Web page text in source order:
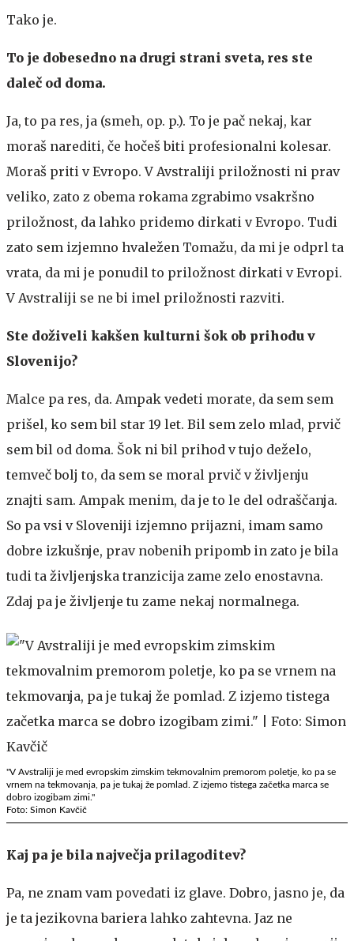
Tako je.
To je dobesedno na drugi strani sveta, res ste
daleč od doma.
Ja, to pa res, ja (smeh, op. p.). To je pač nekaj, kar
moraš narediti, če hočeš biti profesionalni kolesar.
Moraš priti v Evropo. V Avstraliji priložnosti ni prav
veliko, zato z obema rokama zgrabimo vsakršno
priložnost, da lahko pridemo dirkati v Evropo. Tudi
zato sem izjemno hvaležen Tomažu, da mi je odprl ta
vrata, da mi je ponudil to priložnost dirkati v Evropi.
V Avstraliji se ne bi imel priložnosti razviti.
Ste doživeli kakšen kulturni šok ob prihodu v
Slovenijo?
Malce pa res, da. Ampak vedeti morate, da sem sem
prišel, ko sem bil star 19 let. Bil sem zelo mlad, prvič
sem bil od doma. Šok ni bil prihod v tujo deželo,
temveč bolj to, da sem se moral prvič v življenju
znajti sam. Ampak menim, da je to le del odraščanja.
So pa vsi v Sloveniji izjemno prijazni, imam samo
dobre izkušnje, prav nobenih pripomb in zato je bila
tudi ta življenjska tranzicija zame zelo enostavna.
Zdaj pa je življenje tu zame nekaj normalnega.
"V Avstraliji je med evropskim zimskim tekmovalnim premorom poletje, ko pa se
vrnem na tekmovanja, pa je tukaj že pomlad. Z izjemo tistega začetka marca se
dobro izogibam zimi."
Foto: Simon Kavčič
Kaj pa je bila največja prilagoditev?
Pa, ne znam vam povedati iz glave. Dobro, jasno je, da
je ta jezikovna bariera lahko zahtevna. Jaz ne